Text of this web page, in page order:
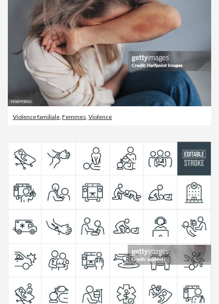
Violence familiale, Femmes, Violence